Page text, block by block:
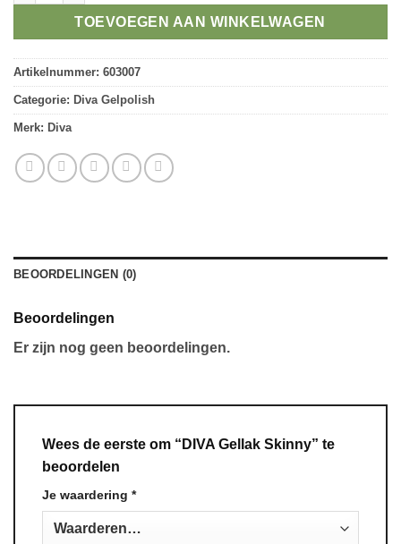
TOEVOEGEN AAN WINKELWAGEN
Artikelnummer: 603007
Categorie: Diva Gelpolish
Merk: Diva
BEOORDELINGEN (0)
Beoordelingen
Er zijn nog geen beoordelingen.
Wees de eerste om “DIVA Gellak Skinny” te
beoordelen
Je waardering *